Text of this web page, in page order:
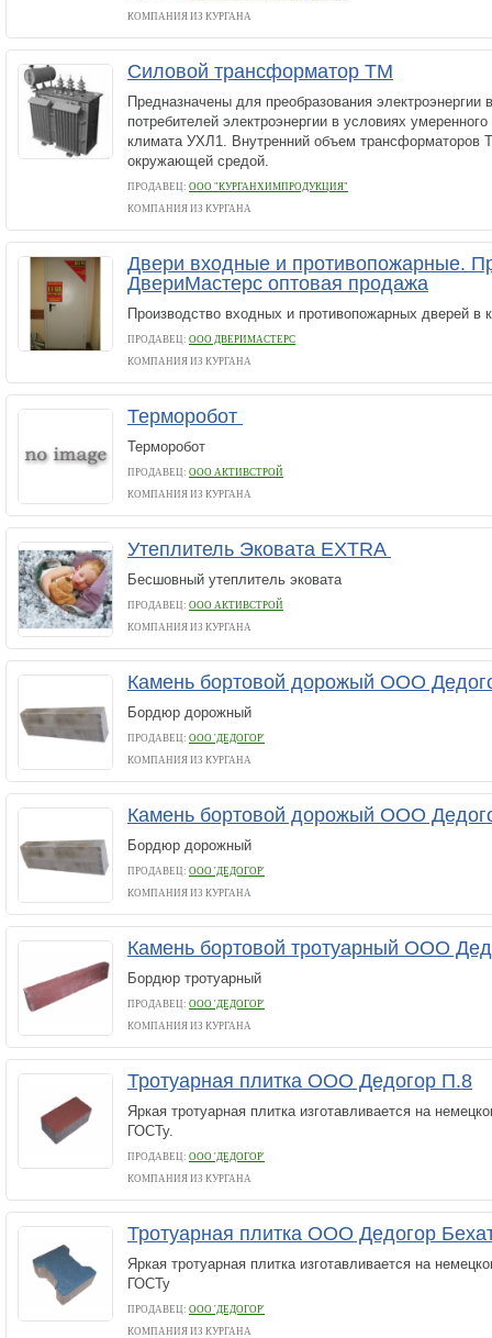
КОМПАНИЯ ИЗ КУРГАНА
Силовой трансформатор ТМ
Предназначены для преобразования электроэнергии
потребителей электроэнергии в условиях
климата УХЛ1. Внутренний объем трансформаторов
окружающей средой.
ПРОДАВЕЦ: ООО "КУРГАНХИМПРОДУКЦИЯ"
КОМПАНИЯ ИЗ КУРГАНА
Двери входные и противопожарные.
ДвериМастерс оптовая продажа
Производство входных и противопожарных дверей в
ПРОДАВЕЦ: ООО ДВЕРИМАСТЕРС
КОМПАНИЯ ИЗ КУРГАНА
Терморобот
Терморобот
ПРОДАВЕЦ: ООО АКТИВСТРОЙ
КОМПАНИЯ ИЗ КУРГАНА
Утеплитель Эковата EXTRA
Бесшовный утеплитель эковата
ПРОДАВЕЦ: ООО АКТИВСТРОЙ
КОМПАНИЯ ИЗ КУРГАНА
Камень бортовой дорожый ООО
Бордюр дорожный
ПРОДАВЕЦ: ООО 'ДЕДОГОР'
КОМПАНИЯ ИЗ КУРГАНА
Камень бортовой дорожый ООО
Бордюр дорожный
ПРОДАВЕЦ: ООО 'ДЕДОГОР'
КОМПАНИЯ ИЗ КУРГАНА
Камень бортовой тротуарный ООО
Бордюр тротуарный
ПРОДАВЕЦ: ООО 'ДЕДОГОР'
КОМПАНИЯ ИЗ КУРГАНА
Тротуарная плитка ООО Дедогор П.8
Яркая тротуарная плитка изготавливается на
ГОСТу.
ПРОДАВЕЦ: ООО 'ДЕДОГОР'
КОМПАНИЯ ИЗ КУРГАНА
Тротуарная плитка ООО Дедогор
Яркая тротуарная плитка изготавливается на
ГОСТу
ПРОДАВЕЦ: ООО 'ДЕДОГОР'
КОМПАНИЯ ИЗ КУРГАНА